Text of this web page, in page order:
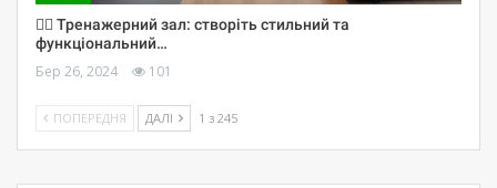
🏋️‍♀️ Тренажерний зал: створіть стильний та
функціональний…
Бер 26, 2024 101
ПОПЕРЕДНЯ ДАЛІ 1 з 245